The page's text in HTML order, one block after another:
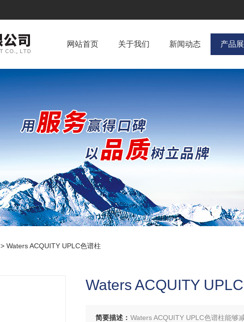
网站首页 关于我们 新闻动态 产品
> Waters ACQUITY UPLC色谱柱
Waters ACQUITY
简要描述： Waters ACQUITY UPLC色谱柱能够